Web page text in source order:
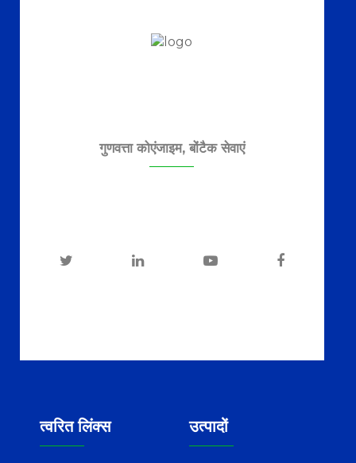
गुणवत्ता कोएंजाइम, बोंटैक सेवाएं
त्वरित लिंक्स उत्पादों